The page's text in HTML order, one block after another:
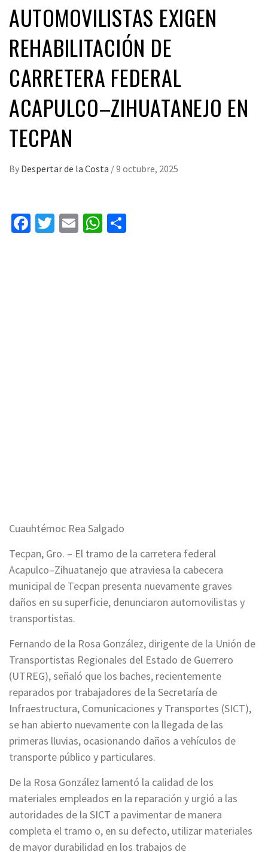
AUTOMOVILISTAS EXIGEN
REHABILITACIÓN DE
CARRETERA FEDERAL
ACAPULCO–ZIHUATANEJO EN
TECPAN
By Despertar de la Costa /9 octubre, 2025
Facebook
Twitter
EmailWhatsApp
Cuauhtémoc Rea Salgado
Tecpan, Gro. – El tramo de la carretera federal
Acapulco–Zihuatanejo que atraviesa la cabecera
municipal de Tecpan presenta nuevamente graves
daños en su superficie, denunciaron automovilistas y
transportistas.
Fernando de la Rosa González, dirigente de la Unión de
Transportistas Regionales del Estado de Guerrero
(UTREG), señaló que los baches, recientemente
reparados por trabajadores de la Secretaría de
Infraestructura, Comunicaciones y Transportes (SICT),
se han abierto nuevamente con la llegada de las
primeras lluvias, ocasionando daños a vehículos de
transporte público y particulares.
De la Rosa González lamentó la calidad de los
materiales empleados en la reparación y urgió a las
autoridades de la SICT a pavimentar de manera
completa el tramo o, en su defecto, utilizar materiales
de mayor durabilidad en los trabajos de